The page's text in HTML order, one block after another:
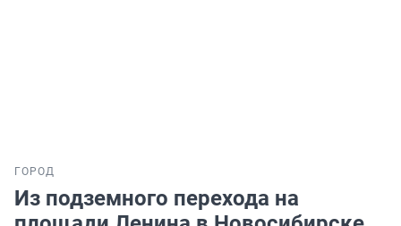
ГОРОД
Из подземного перехода на